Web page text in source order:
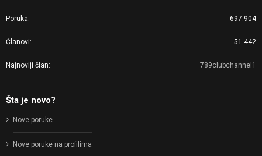
Poruka 697.904
Članovi 51.442
Najnoviji član 789clubchannel1
Šta je novo?
Nove poruke
Nove poruke na profilima